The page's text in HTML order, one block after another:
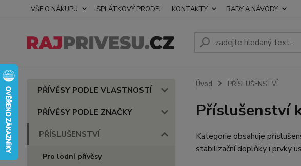
VŠE O NÁKUPU SPLÁTKOVÝ PRODEJ KONTAKTY RADY A NÁVODY
PŘÍVĚSY PODLE VLASTNOSTÍ
PŘÍVĚSY PODLE ZNAČKY
PŘÍSLUŠENSTVÍ
Pro lodní přívěsy
Úvod PŘÍSLUŠENSTVÍ
Příslušenství
Kategorie obsahuje
stabilizační doplňky i prvky